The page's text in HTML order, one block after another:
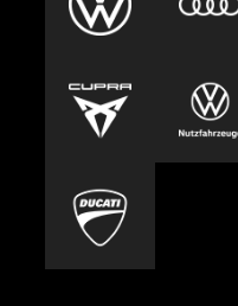
Clyde
Europcar
Carsharing
Mobility-as-a-Service
Jobs & Karriere
Presse